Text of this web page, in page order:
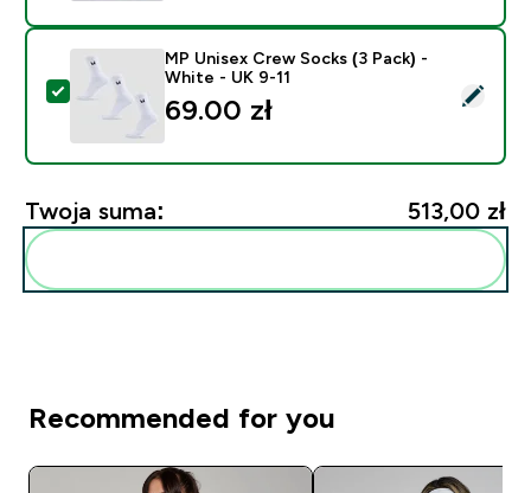
Wybierz ten produkt - MP Unisex Crew Socks (3
MP Unisex Crew Socks (3 Pack) -
White - UK 9-11
69.00 zł‎
Twoja suma: 513,00 zł‎
Recommended for you